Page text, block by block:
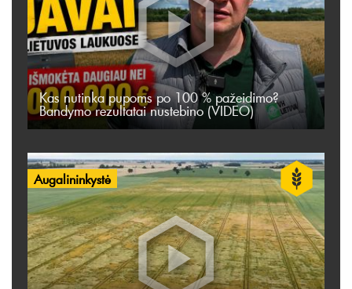
Kas nutinka pupoms po 100 % pažeidimo?
Bandymo rezultatai nustebino (VIDEO)
Augalininkystė